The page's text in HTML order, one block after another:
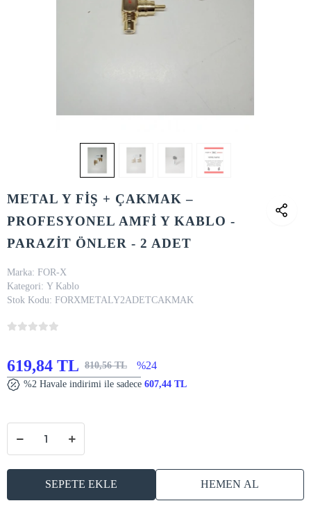
METAL Y FİŞ + ÇAKMAK –
PROFESYONEL AMFİ Y KABLO -
PARAZİT ÖNLER - 2 ADET
Marka: FOR-X
Kategori: Y Kablo
Stok Kodu: FORXMETALY2ADETCAKMAK
619,84 TL 810,56 TL %24
%2 Havale indirimi ile sadece 607,44 TL
SEPETE EKLE HEMEN AL